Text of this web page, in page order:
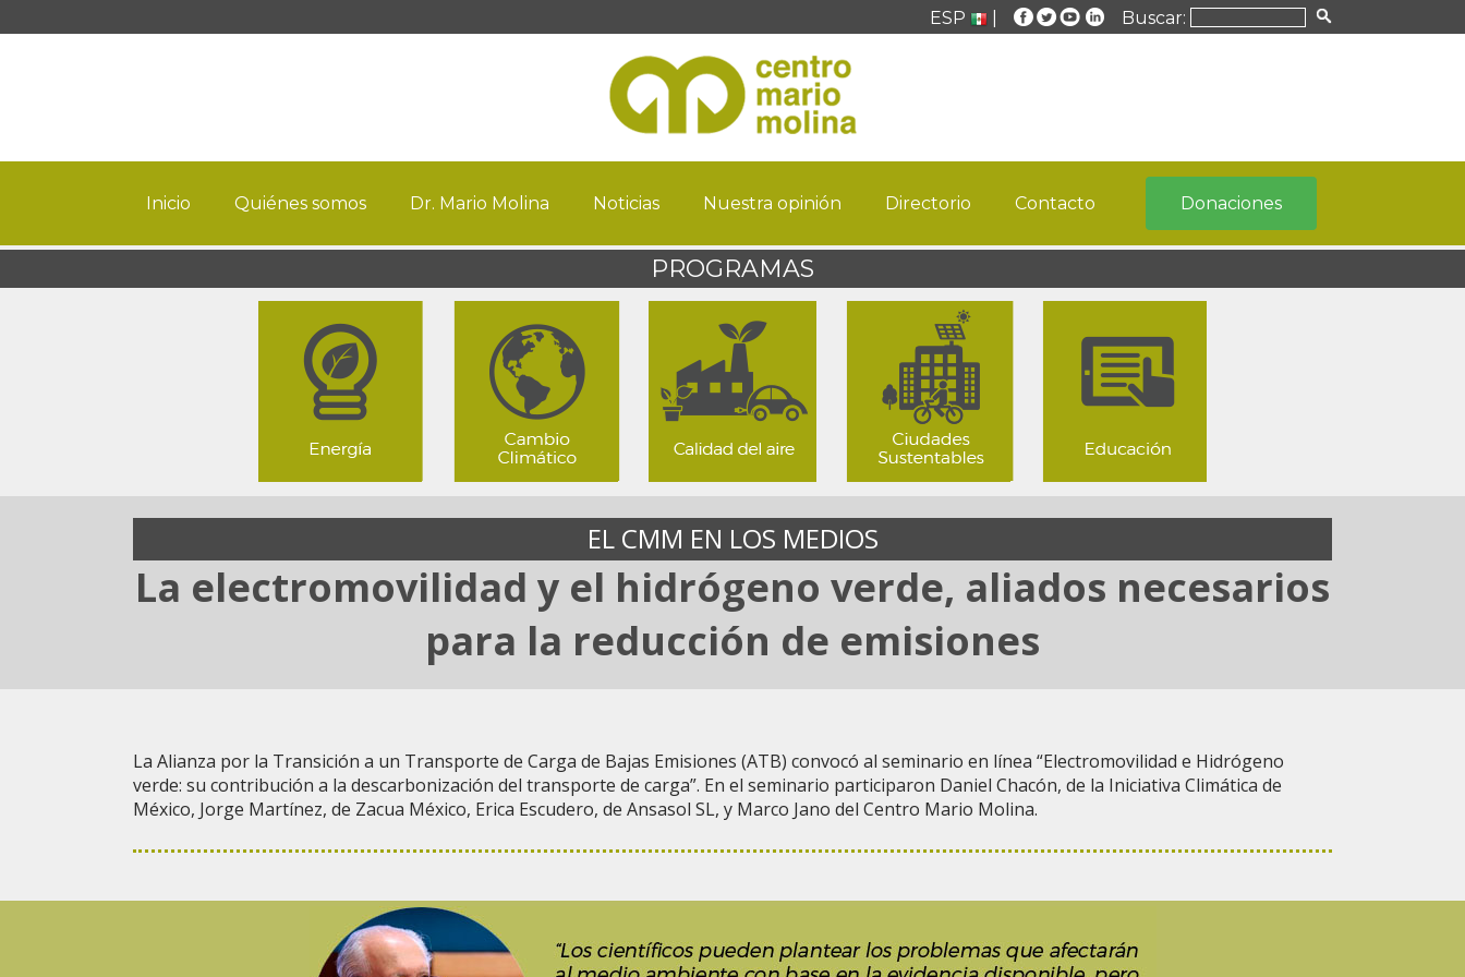
ESP Buscar:
Inicio Quiénes somos Dr. Mario Molina Noticias Nuestra opinión Directorio Contacto Donaciones
PROGRAMAS
EL CMM EN LOS MEDIOS
La electromovilidad y el hidrógeno verde, aliados necesarios
para la reducción de emisiones
La Alianza por la Transición a un Transporte de Carga de Bajas Emisiones (ATB) convocó al seminario en línea “Electromovilidad e Hidrógeno
verde: su contribución a la descarbonización del transporte de carga”. En el seminario participaron Daniel Chacón, de la Iniciativa Climática de
México, Jorge Martínez, de Zacua México, Erica Escudero, de Ansasol SL, y Marco Jano del Centro Mario Molina.